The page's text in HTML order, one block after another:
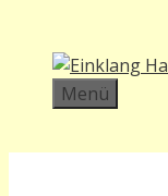
Inhalt
springen
Menü